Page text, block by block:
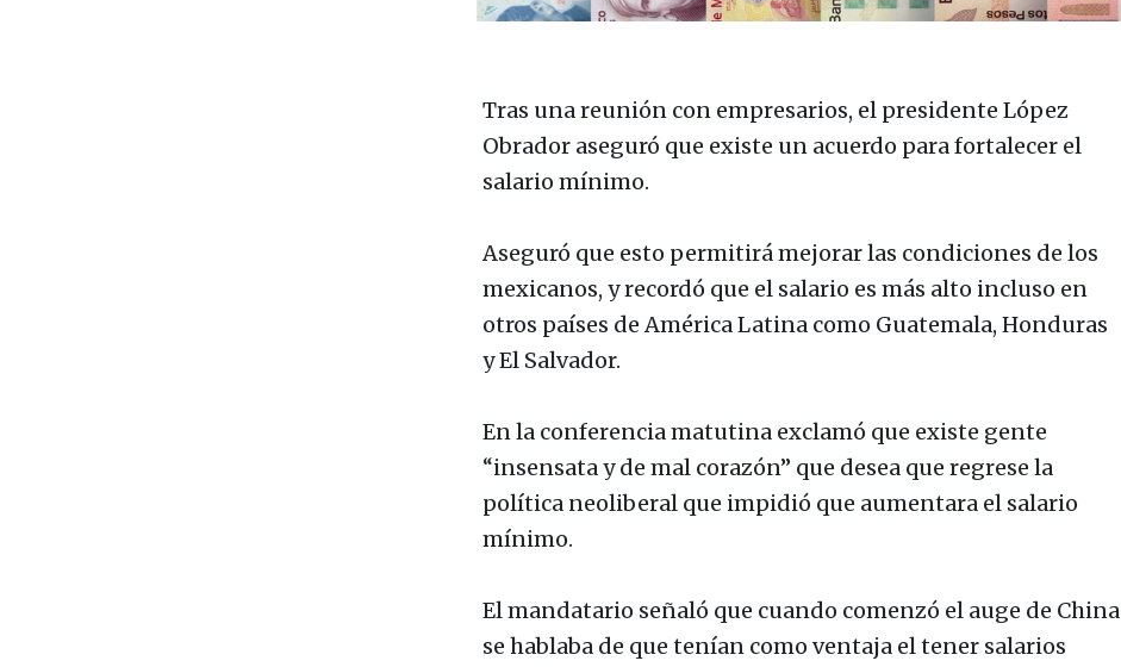
Tras una reunión con empresarios, el presidente López
Obrador aseguró que existe un acuerdo para fortalecer el
salario mínimo.
Aseguró que esto permitirá mejorar las condiciones de los
mexicanos, y recordó que el salario es más alto incluso en
otros países de América Latina como Guatemala, Honduras
y El Salvador.
En la conferencia matutina exclamó que existe gente
“insensata y de mal corazón” que desea que regrese la
política neoliberal que impidió que aumentara el salario
mínimo.
El mandatario señaló que cuando comenzó el auge de China
se hablaba de que tenían como ventaja el tener salarios